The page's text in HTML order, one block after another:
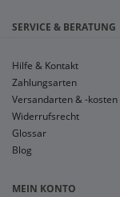
SERVICE & BERATUNG
Hilfe & Kontakt
Zahlungsarten
Versandarten & -kosten
Widerrufsrecht
Glossar
Blog
MEIN KONTO